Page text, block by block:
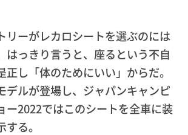
リーがレカロシートを選ぶのには
はっきり言うと、座るという不自
正し「体のためにいい」からだ。
デルが登場し、ジャパンキャンピ
ー2022ではこのシートを全車に装
る。